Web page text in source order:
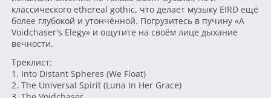
классического ethereal gothic, что делает музыку EIRÐ ещё
более глубокой и утончённой. Погрузитесь в пучину «A
Voidchaser's Elegy» и ощутите на своём лице дыхание
вечности.
Треклист:
1. Into Distant Spheres (We Float)
2. The Universal Spirit (Luna In Her Grace)